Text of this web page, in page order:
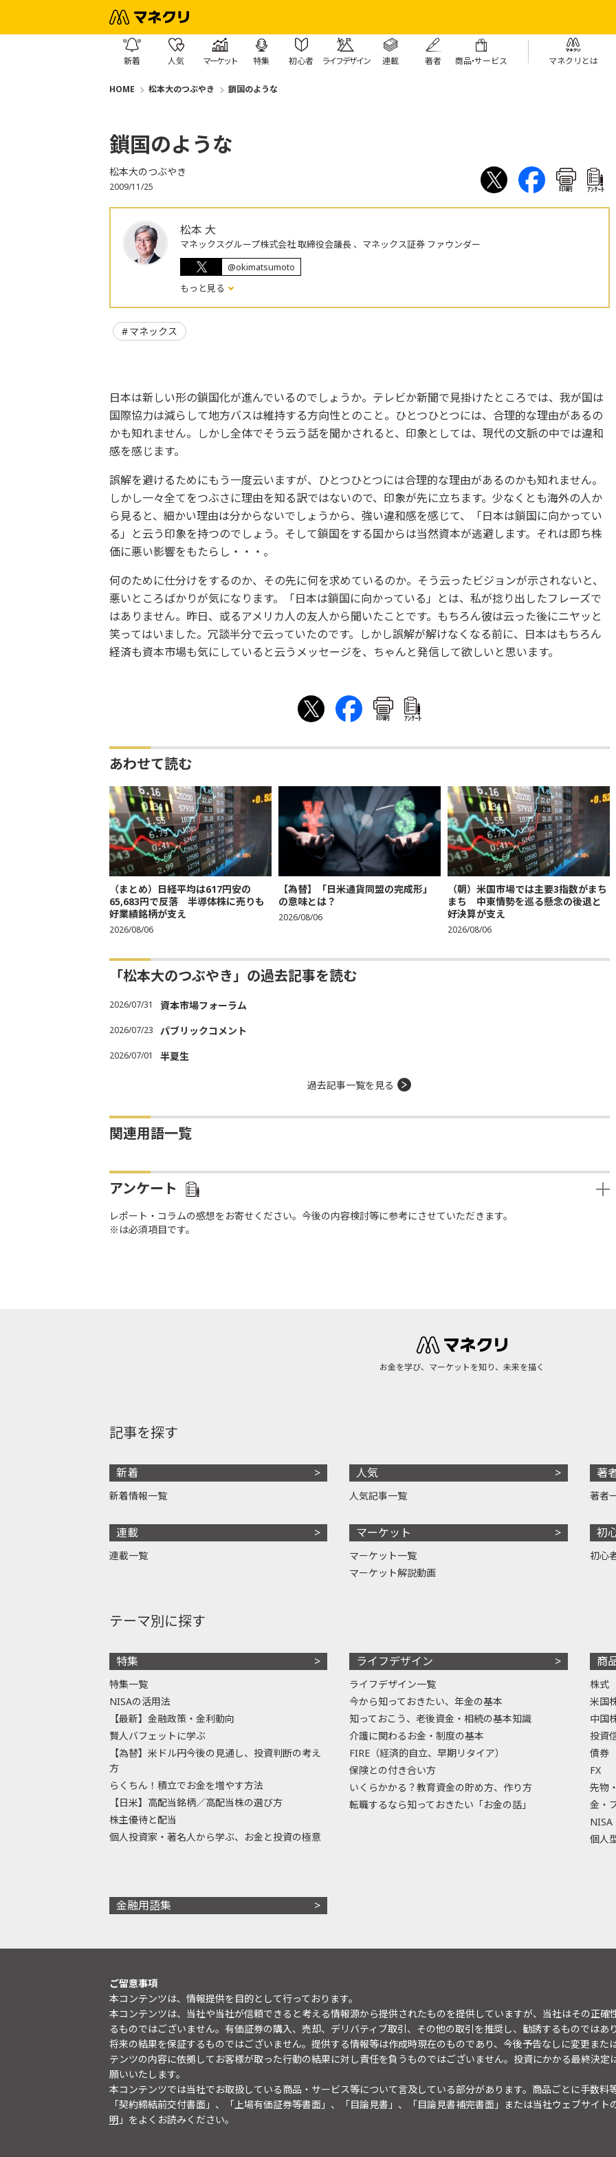
新着 人気 マーケット 特集 初心者 ライフデザイン 連載 著者 商品・サービス マネクリとは
HOME 松本大のつぶやき 鎖国のような
鎖国のような
松本大のつぶやき
2009/11/25 印刷 ｱﾝｹｰﾄ
松本 大
マネックスグループ株式会社 取締役会議長 、マネックス証券 ファウンダー
@okimatsumoto
もっと見る
マネックス
日本は新しい形の鎖国化が進んでいるのでしょうか。テレビか新聞で見掛けたところでは、我が国は
国際協力は減らして地方バスは維持する方向性とのこと。ひとつひとつには、合理的な理由があるの
かも知れません。しかし全体でそう云う話を聞かされると、印象としては、現代の文脈の中では違和
感を感じます。
誤解を避けるためにもう一度云いますが、ひとつひとつには合理的な理由があるのかも知れません。
しかし一々全てをつぶさに理由を知る訳ではないので、印象が先に立ちます。少なくとも海外の人か
ら見ると、細かい理由は分からないでしょうから、強い違和感を感じて、「日本は鎖国に向かってい
る」と云う印象を持つのでしょう。そして鎖国をする国からは当然資本が逃避します。それは即ち株
価に悪い影響をもたらし・・・。
何のために仕分けをするのか、その先に何を求めているのか。そう云ったビジョンが示されないと、
悪いところばかりが気になります。「日本は鎖国に向かっている」とは、私が捻り出したフレーズで
はありません。昨日、或るアメリカ人の友人から聞いたことです。もちろん彼は云った後にニヤッと
笑ってはいました。冗談半分で云っていたのです。しかし誤解が解けなくなる前に、日本はもちろん
経済も資本市場も気にしていると云うメッセージを、ちゃんと発信して欲しいと思います。
印刷 ｱﾝｹｰﾄ
あわせて読む
（まとめ）日経平均は617円安の
65,683円で反落 半導体株に売りも
好業績銘柄が支え
2026/08/06
【為替】「日米通貨同盟の完成形」
の意味とは？
2026/08/06
（朝）米国市場では主要3指数がまち
まち 中東情勢を巡る懸念の後退と
好決算が支え
2026/08/06
「松本大のつぶやき」の過去記事を読む
2026/07/31 資本市場フォーラム
2026/07/23 パブリックコメント
2026/07/01 半夏生
過去記事一覧を見る
関連用語一覧
アンケート
レポート・コラムの感想をお寄せください。今後の内容検討等に参考にさせていただきます。
※は必須項目です。
お金を学び、マーケットを知り、未来を描く
記事を探す
新着
新着情報一覧
連載
連載一覧
人気
人気記事一覧
マーケット
マーケット一覧
マーケット解説動画
著
著者
初
初心
テーマ別に探す
特集
特集一覧
NISAの活用法
【最新】金融政策・金利動向
賢人バフェットに学ぶ
【為替】米ドル円今後の見通し、投資判断の考え
方
らくちん！積立でお金を増やす方法
【日米】高配当銘柄／高配当株の選び方
株主優待と配当
個人投資家・著名人から学ぶ、お金と投資の極意
ライフデザイン
ライフデザイン一覧
今から知っておきたい、年金の基本
知っておこう、老後資金・相続の基本知識
介護に関わるお金・制度の基本
FIRE（経済的自立、早期リタイア）
保険との付き合い方
いくらかかる？教育資金の貯め方、作り方
転職するなら知っておきたい「お金の話」
商
株式
米国
中国
投資
債券
FX
先物
金・
NISA
個人
金融用語集
ご留意事項
本コンテンツは、情報提供を目的として行っております。
本コンテンツは、当社や当社が信頼できると考える情報源から提供されたものを提供していますが、当社はその正
るものではございません。有価証券の購入、売却、デリバティブ取引、その他の取引を推奨し、勧誘するものではあ
将来の結果を保証するものではございません。提供する情報等は作成時現在のものであり、今後予告なしに変更また
テンツの内容に依拠してお客様が取った行動の結果に対し責任を負うものではございません。投資にかかる最終決
願いいたします。
本コンテンツでは当社でお取扱している商品・サービス等について言及している部分があります。商品ごとに手数料
「契約締結前交付書面」、「上場有価証券等書面」、「目論見書」、「目論見書補完書面」または当社ウェブサイト
明 」をよくお読みください。